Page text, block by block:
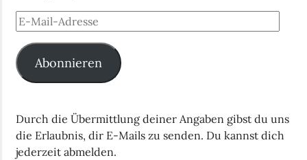
Abonnieren
Durch die Übermittlung deiner Angaben gibst du uns
die Erlaubnis, dir E-Mails zu senden. Du kannst dich
jederzeit abmelden.